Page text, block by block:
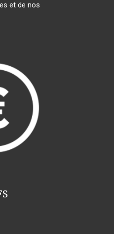
et de nos